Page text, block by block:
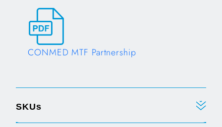
Opens in a new tab
CONMED MTF Partnership
SKUs